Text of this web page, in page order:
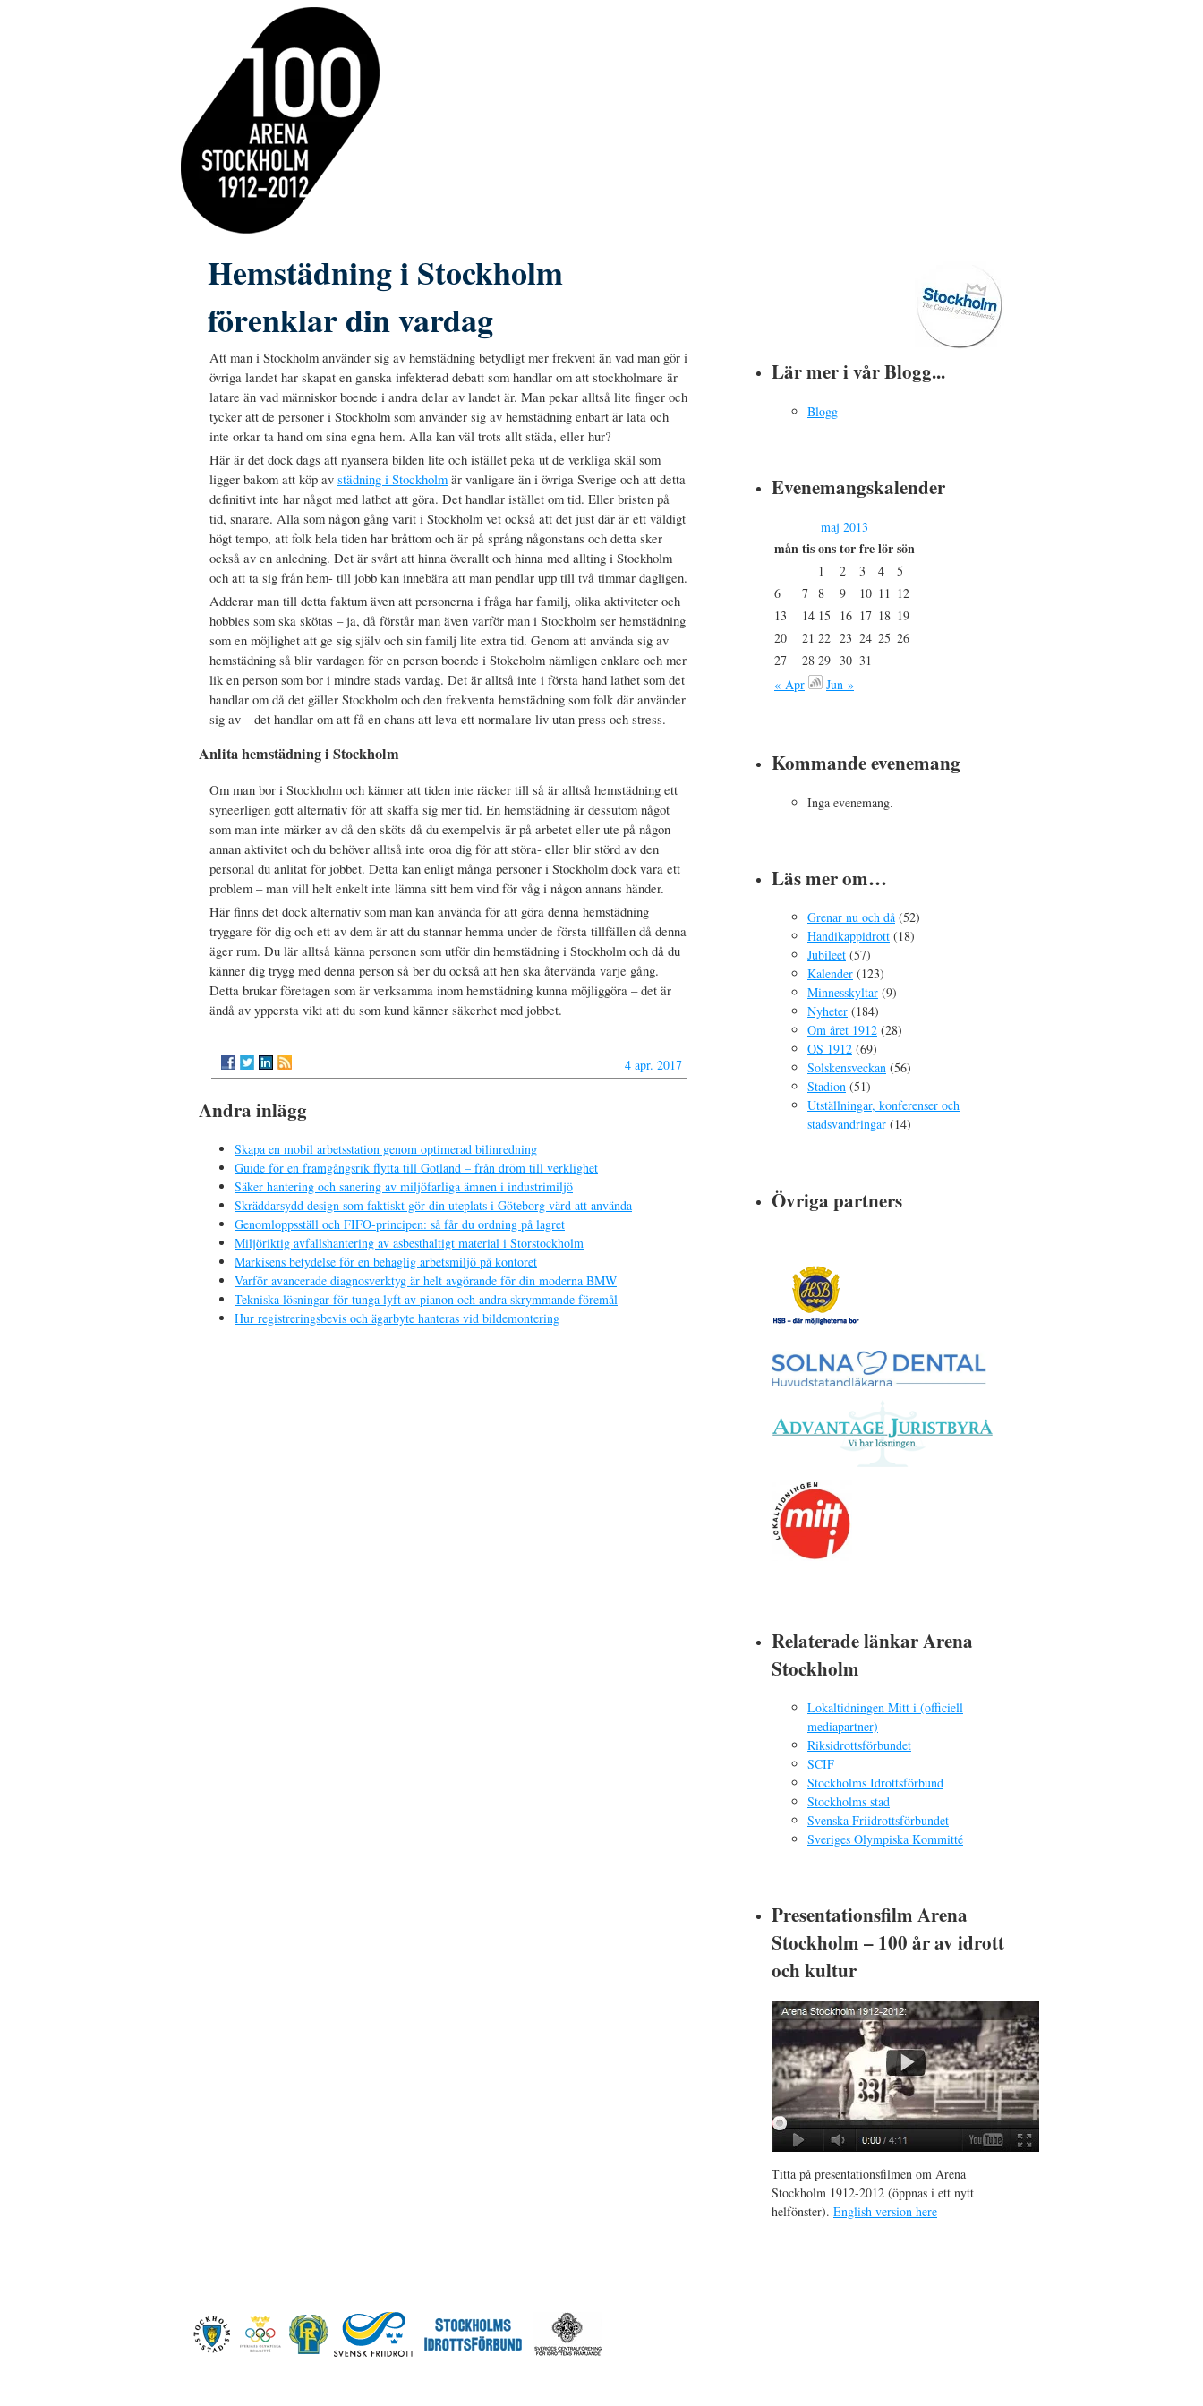
Hemstädning i Stockholm
förenklar din vardag
Att man i Stockholm använder sig av hemstädning betydligt mer frekvent än vad man gör i
övriga landet har skapat en ganska infekterad debatt som handlar om att stockholmare är
latare än vad människor boende i andra delar av landet är. Man pekar alltså lite finger och
tycker att de personer i Stockholm som använder sig av hemstädning enbart är lata och
inte orkar ta hand om sina egna hem. Alla kan väl trots allt städa, eller hur?
Här är det dock dags att nyansera bilden lite och istället peka ut de verkliga skäl som
ligger bakom att köp av städning i Stockholmär vanligare än i övriga Sverige och att detta
definitivt inte har något med lathet att göra. Det handlar istället om tid. Eller bristen på
tid, snarare. Alla som någon gång varit i Stockholm vet också att det just där är ett väldigt
högt tempo, att folk hela tiden har bråttom och är på språng någonstans och detta sker
också av en anledning. Det är svårt att hinna överallt och hinna med allting i Stockholm
och att ta sig från hem- till jobb kan innebära att man pendlar upp till två timmar dagligen.
Adderar man till detta faktum även att personerna i fråga har familj, olika aktiviteter och
hobbies som ska skötas – ja, då förstår man även varför man i Stockholm ser hemstädning
som en möjlighet att ge sig själv och sin familj lite extra tid. Genom att använda sig av
hemstädning så blir vardagen för en person boende i Stokcholm nämligen enklare och mer
lik en person som bor i mindre stads vardag. Det är alltså inte i första hand lathet som det
handlar om då det gäller Stockholm och den frekventa hemstädning som folk där använder
sig av – det handlar om att få en chans att leva ett normalare liv utan press och stress.
Anlita hemstädning i Stockholm
Om man bor i Stockholm och känner att tiden inte räcker till så är alltså hemstädning ett
syneerligen gott alternativ för att skaffa sig mer tid. En hemstädning är dessutom något
som man inte märker av då den sköts då du exempelvis är på arbetet eller ute på någon
annan aktivitet och du behöver alltså inte oroa dig för att störa- eller blir störd av den
personal du anlitat för jobbet. Detta kan enligt många personer i Stockholm dock vara ett
problem – man vill helt enkelt inte lämna sitt hem vind för våg i någon annans händer.
Här finns det dock alternativ som man kan använda för att göra denna hemstädning
tryggare för dig och ett av dem är att du stannar hemma under de första tillfällen då denna
äger rum. Du lär alltså känna personen som utför din hemstädning i Stockholm och då du
känner dig trygg med denna person så ber du också att hen ska återvända varje gång.
Detta brukar företagen som är verksamma inom hemstädning kunna möjliggöra – det är
ändå av yppersta vikt att du som kund känner säkerhet med jobbet.
4 apr. 2017
Andra inlägg
Skapa en mobil arbetsstation genom optimerad bilinredning
Guide för en framgångsrik flytta till Gotland – från dröm till verklighet
Säker hantering och sanering av miljöfarliga ämnen i industrimiljö
Skräddarsydd design som faktiskt gör din uteplats i Göteborg värd att använda
Genomloppsställ och FIFO-principen: så får du ordning på lagret
Miljöriktig avfallshantering av asbesthaltigt material i Storstockholm
Markisens betydelse för en behaglig arbetsmiljö på kontoret
Varför avancerade diagnosverktyg är helt avgörande för din moderna BMW
Tekniska lösningar för tunga lyft av pianon och andra skrymmande föremål
Hur registreringsbevis och ägarbyte hanteras vid bildemontering
Lär mer i vår Blogg...
Blogg
Evenemangskalender
maj 2013
måntisonstorfrelörsön
1 2 3 4
5
6
7 8 9 10 11 12
13
14 15 16 17 18 19
20
21 22 23 24 25 26
27
28 29 30 31
« Apr
Jun »
Kommande evenemang
Inga evenemang.
Läs mer om…
Grenar nu och då (52)
Handikappidrott (18)
Jubileet (57)
Kalender (123)
Minnesskyltar (9)
Nyheter (184)
Om året 1912 (28)
OS 1912 (69)
Solskensveckan (56)
Stadion (51)
Utställningar, konferenser och
stadsvandringar (14)
Övriga partners
Relaterade länkar Arena
Stockholm
Lokaltidningen Mitt i (officiell
mediapartner)
Riksidrottsförbundet
SCIF
Stockholms Idrottsförbund
Stockholms stad
Svenska Friidrottsförbundet
Sveriges Olympiska Kommitté
Presentationsfilm Arena
Stockholm – 100 år av idrott
och kultur
Titta på presentationsfilmen om Arena
Stockholm 1912-2012 (öppnas i ett nytt
helfönster). English version here